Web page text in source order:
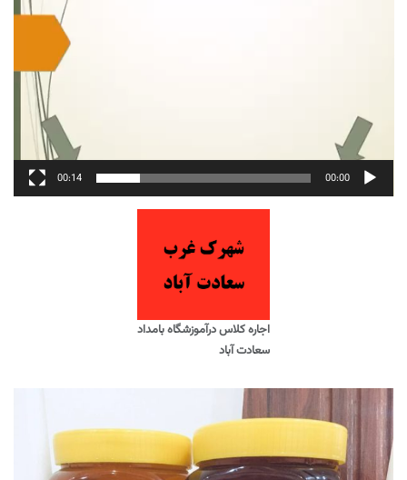
00:00
00:14
اجاره کلاس درآموزشگاه بامداد
سعادت آباد